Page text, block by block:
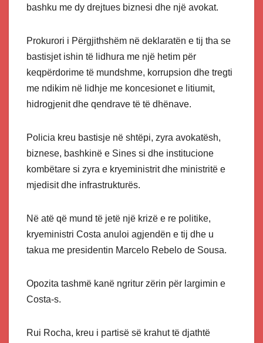
bashku me dy drejtues biznesi dhe një avokat.
Prokurori i Përgjithshëm në deklaratën e tij tha se
bastisjet ishin të lidhura me një hetim për
keqpërdorime të mundshme, korrupsion dhe tregti
me ndikim në lidhje me koncesionet e litiumit,
hidrogjenit dhe qendrave të të dhënave.
Policia kreu bastisje në shtëpi, zyra avokatësh,
biznese, bashkinë e Sines si dhe institucione
kombëtare si zyra e kryeministrit dhe ministritë e
mjedisit dhe infrastrukturës.
Në atë që mund të jetë një krizë e re politike,
kryeministri Costa anuloi agjendën e tij dhe u
takua me presidentin Marcelo Rebelo de Sousa.
Opozita tashmë kanë ngritur zërin për largimin e
Costa-s.
Rui Rocha, kreu i partisë së krahut të djathtë